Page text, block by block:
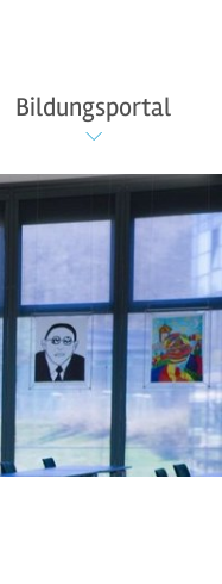
Bildungsportal